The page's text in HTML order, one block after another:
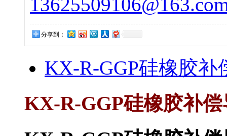
分享到：
KX-R-GGP硅橡胶补
KX-R-GGP硅橡胶补偿